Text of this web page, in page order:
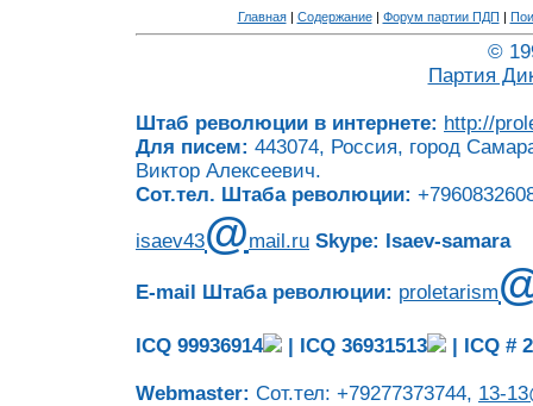
Главная| Содержание| Форум партии ПДП |
©
Партия
Штаб революции в интернете: http://
Для писем: 443074, Россия, город
Виктор Алексеевич.
Сот.тел. Штаба революции:
isaev43@mail.ru Skype: Isaev-samara
E-mail Штаба революции: proletarism
ICQ 99936914 | ICQ 36931513 | ICQ #
Webmaster: Сот.тел: +79277373744, 13-